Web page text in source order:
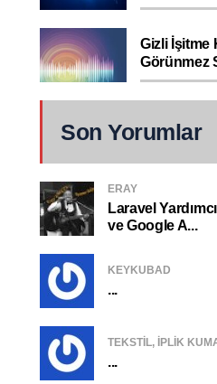
Gizli İşitme
Görünmez
Son Yorumlar
ERAY
Laravel
ve Google A...
KEYKUBAD
...
TEKSTIL, IPLIK
...